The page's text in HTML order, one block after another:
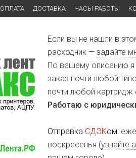
ОПЛАТА ДОСТАВКА ЧАСЫ РАБОТЫ
Если вы не нашли в
расходник — задайте
По вашему описанию я
заказ почти любой
почти любой картридж
Работаю с
Отправка СДЭКом:
воскресенья (узнайте